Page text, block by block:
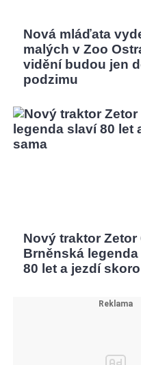
Nová mláďata
malých v Zoo
vidění budou jen
podzimu
Nový traktor Zetor
Brněnská
80 let a jezdí